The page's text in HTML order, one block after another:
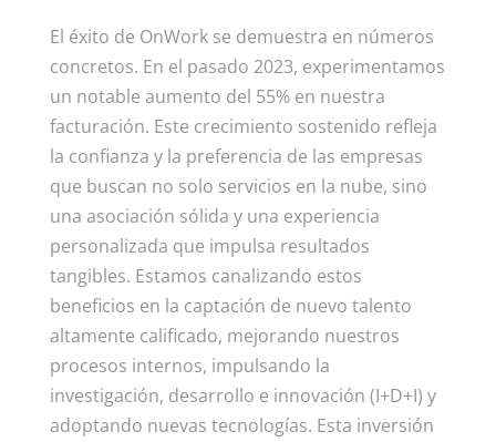
El éxito de OnWork se demuestra en números
concretos. En el pasado 2023, experimentamos
un notable aumento del 55% en nuestra
facturación. Este crecimiento sostenido refleja
la confianza y la preferencia de las empresas
que buscan no solo servicios en la nube, sino
una asociación sólida y una experiencia
personalizada que impulsa resultados
tangibles. Estamos canalizando estos
beneficios en la captación de nuevo talento
altamente calificado, mejorando nuestros
procesos internos, impulsando la
investigación, desarrollo e innovación (I+D+I) y
adoptando nuevas tecnologías. Esta inversión